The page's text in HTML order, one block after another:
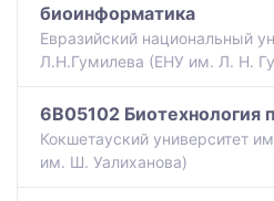
биоинформатика
Евразийский национальный
Л.Н.Гумилева (ЕНУ им. Л. Н.
6B05102 Биотехнология
Кокшетауский университет
им. Ш. Уалиханова)